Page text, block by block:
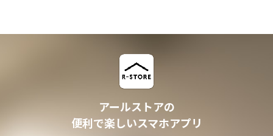
アールストアの
便利で楽しいスマホアプリ